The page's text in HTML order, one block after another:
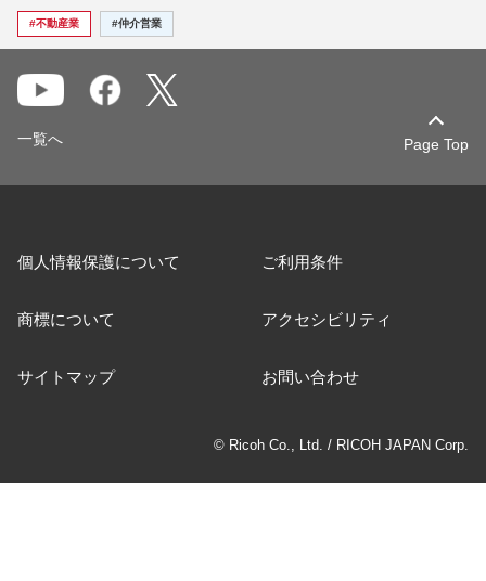
#不動産業 #仲介営業
Page Top
一覧へ
個人情報保護について ご利用条件
商標について アクセシビリティ
サイトマップ お問い合わせ
© Ricoh Co., Ltd. / RICOH JAPAN Corp.